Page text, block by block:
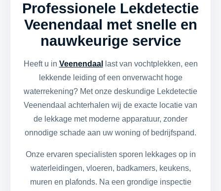
Professionele Lekdetectie
Veenendaal met snelle en
nauwkeurige service
Heeft u in Veenendaal
last van vochtplekken, een
lekkende leiding of een onverwacht hoge
waterrekening? Met onze deskundige Lekdetectie
Veenendaal achterhalen wij de exacte locatie van
de lekkage met moderne apparatuur, zonder
onnodige schade aan uw woning of bedrijfspand.
Onze ervaren specialisten sporen lekkages op in
waterleidingen, vloeren, badkamers, keukens,
muren en plafonds. Na een grondige inspectie